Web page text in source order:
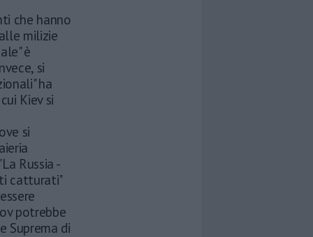
che hanno
milizie
è
si
ha
Kiev si
si
Russia -
catturati"
potrebbe
Suprema di